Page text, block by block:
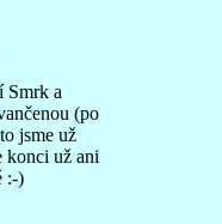
Smrk a
(po
jsme už
konci už ani
:-)